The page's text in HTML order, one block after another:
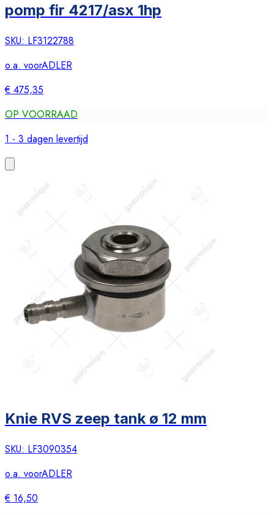
pomp fir 4217/asx 1hp
SKU: LF3122788
o.a. voorADLER
€ 475,35
OP VOORRAAD
1 - 3 dagen levertijd
Knie RVS zeep tank ø 12 mm
SKU: LF3090354
o.a. voorADLER
€ 16,50